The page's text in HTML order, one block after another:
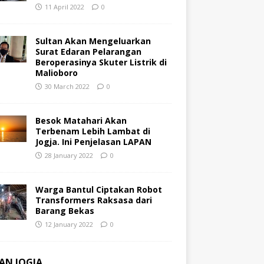
11 April 2022 0
Sultan Akan Mengeluarkan
Surat Edaran Pelarangan
Beroperasinya Skuter Listrik di
Malioboro
30 March 2022 0
Besok Matahari Akan
Terbenam Lebih Lambat di
Jogja. Ini Penjelasan LAPAN
28 January 2022 0
Warga Bantul Ciptakan Robot
Transformers Raksasa dari
Barang Bekas
12 January 2022 0